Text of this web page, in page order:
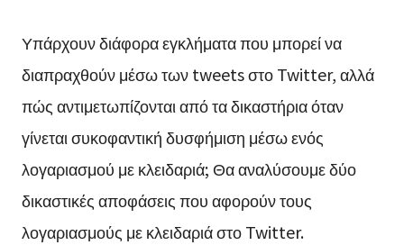
Υπάρχουν διάφορα εγκλήματα που μπορεί να
διαπραχθούν μέσω των tweets στο Twitter, αλλά
πώς αντιμετωπίζονται από τα δικαστήρια όταν
γίνεται συκοφαντική δυσφήμιση μέσω ενός
λογαριασμού με κλειδαριά; Θα αναλύσουμε δύο
δικαστικές αποφάσεις που αφορούν τους
λογαριασμούς με κλειδαριά στο Twitter.